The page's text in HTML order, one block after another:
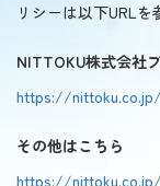
リシーは以下URLを
NITTOKU株式会社
https://
その他はこちら
https://nittoku.co.jp/